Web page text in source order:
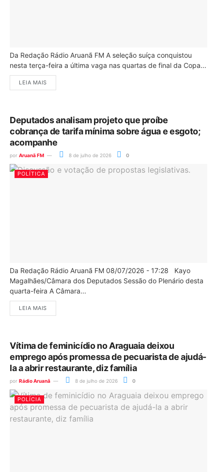
Da Redação Rádio Aruanã FM A seleção suíça conquistou
nesta terça-feira a última vaga nas quartas de final da Copa...
LEIA MAIS
Deputados analisam projeto que proíbe
cobrança de tarifa mínima sobre água e esgoto;
acompanhe
por Aruanã FM 8 de julho de 2026 0
POLÍTICA
Da Redação Rádio Aruanã FM 08/07/2026 - 17:28 Kayo
Magalhães/Câmara dos Deputados Sessão do Plenário desta
quarta-feira A Câmara...
LEIA MAIS
Vítima de feminicídio no Araguaia deixou
emprego após promessa de pecuarista de ajudá-
la a abrir restaurante, diz família
por Rádio Aruanã 8 de julho de 2026 0
POLÍCIA